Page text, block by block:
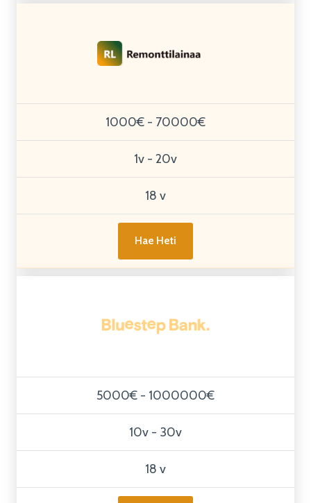
1000€ - 70000€
1v - 20v
18 v
Hae Heti
5000€ - 1000000€
10v - 30v
18 v